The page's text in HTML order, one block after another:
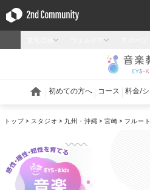
トップ スタジオ 九州・沖縄 宮崎 フルート